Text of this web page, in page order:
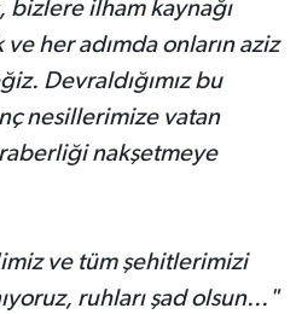
bizlere ilham kaynağı
her adımda onların aziz
Devraldığımız bu
nesillerimize vatan
nakşetmeye
ve tüm şehitlerimizi
ruhları şad olsun..."